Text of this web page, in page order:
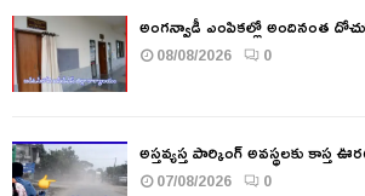
అంగన్వాడీ ఎంపికల్లో అందినంత
08/08/2026 0
అస్తవ్యస్త పార్కింగ్ అవస్థలకు కాస్త
07/08/2026 0